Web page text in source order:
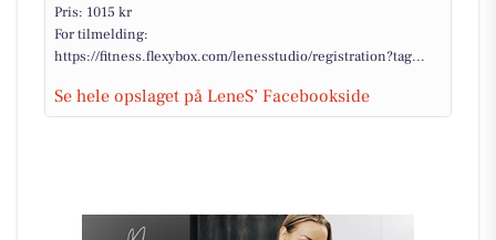
Pris: 1015 kr
For tilmelding:
https://fitness.flexybox.com/lenesstudio/registration?tag...
Se hele opslaget på LeneS’ Facebookside